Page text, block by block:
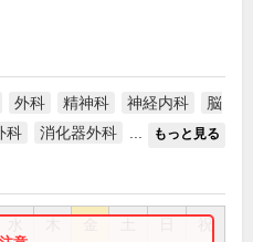
外科 精神科 神経内科
脳
科 消化器外科 もっと見る
祝